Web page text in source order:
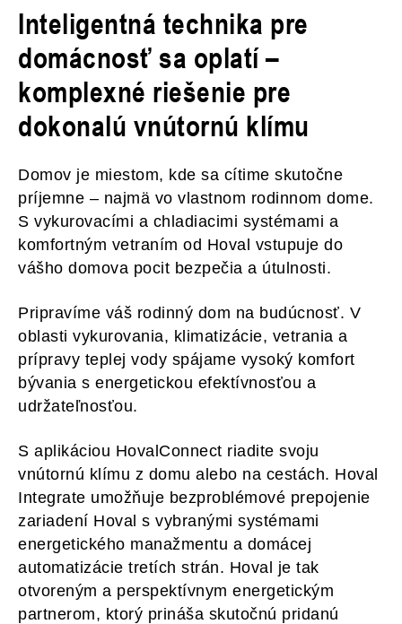
Inteligentná technika pre
domácnosť sa oplatí –
komplexné riešenie pre
dokonalú vnútornú klímu
Domov je miestom, kde sa cítime skutočne
príjemne – najmä vo vlastnom rodinnom dome.
S vykurovacími a chladiacimi systémami a
komfortným vetraním od Hoval vstupuje do
vášho domova pocit bezpečia a útulnosti.
Pripravíme váš rodinný dom na budúcnosť. V
oblasti vykurovania, klimatizácie, vetrania a
prípravy teplej vody spájame vysoký komfort
bývania s energetickou efektívnosťou a
udržateľnosťou.
S aplikáciou HovalConnect riadite svoju
vnútornú klímu z domu alebo na cestách. Hoval
Integrate umožňuje bezproblémové prepojenie
zariadení Hoval s vybranými systémami
energetického manažmentu a domácej
automatizácie tretích strán. Hoval je tak
otvoreným a perspektívnym energetickým
partnerom, ktorý prináša skutočnú pridanú